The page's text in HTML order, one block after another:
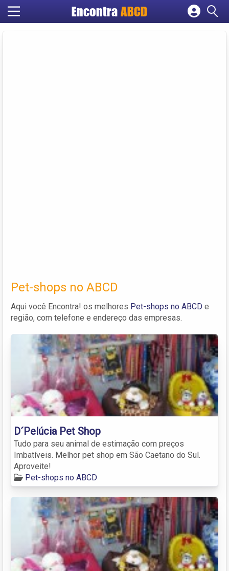
EncontraABCD
Cadastrar empresa
Pet-shops no ABCD
Aqui você Encontra! os melhores Pet-shops no ABCD e
região, com telefone e endereço das empresas.
D´Pelúcia Pet Shop
Tudo para seu animal de estimação com preços
Imbatíveis. Melhor pet shop em São Caetano do Sul.
Aproveite!
Pet-shops no ABCD